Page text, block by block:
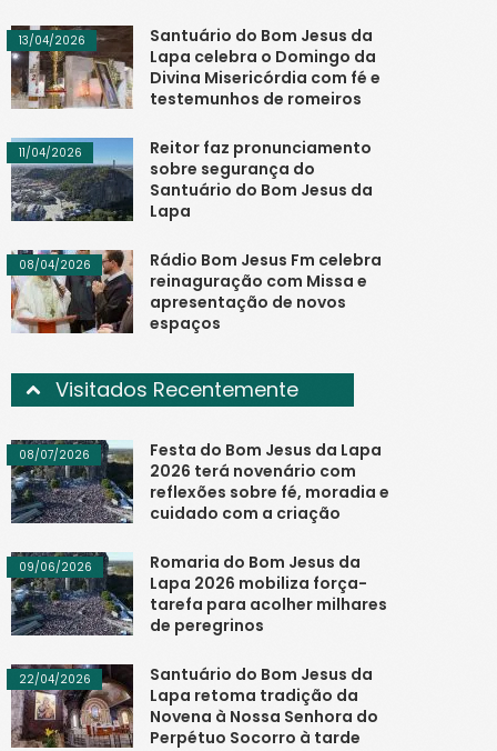
Santuário do Bom Jesus da
Lapa celebra o Domingo da
Divina Misericórdia com fé e
testemunhos de romeiros
13/04/2026
Reitor faz pronunciamento
sobre segurança do
Santuário do Bom Jesus da
Lapa
11/04/2026
Rádio Bom Jesus Fm celebra
reinaguração com Missa e
apresentação de novos
espaços
08/04/2026
Visitados Recentemente
Festa do Bom Jesus da Lapa
2026 terá novenário com
reflexões sobre fé, moradia e
cuidado com a criação
08/07/2026
Romaria do Bom Jesus da
Lapa 2026 mobiliza força-
tarefa para acolher milhares
de peregrinos
09/06/2026
Santuário do Bom Jesus da
Lapa retoma tradição da
Novena à Nossa Senhora do
Perpétuo Socorro à tarde
22/04/2026